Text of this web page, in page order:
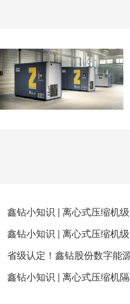
鑫钻小知识 | 离心式压缩机
鑫钻小知识 | 离心式压缩机
鑫钻小知识 | 离心式压缩机